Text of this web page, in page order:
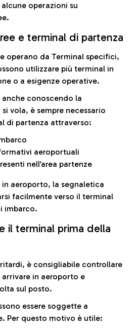
operazioni su
e terminal di partenza
operano da Terminal specifici,
utilizzare più terminal in
o a esigenze operative.
conoscendo la
vola, è sempre necessario
di partenza attraverso:
aeroportuali
nell’area partenze
aeroporto, la segnaletica
facilmente verso il terminal
imbarco.
il terminal prima della
è consigliabile controllare
in aeroporto e
sul posto.
essere soggette a
Per questo motivo è utile: